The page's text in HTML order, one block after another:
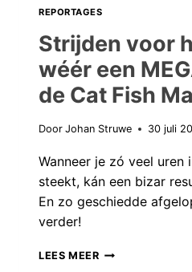
WEER
DE
OREN!
REPORTAGES
Strijden voor
wéér een
de Cat Fish
Door Johan Struwe 30 juli
Wanneer je zó veel uren
steekt, kán een bizar
En zo geschiedde
verder!
LEES MEERSTRIJDEN